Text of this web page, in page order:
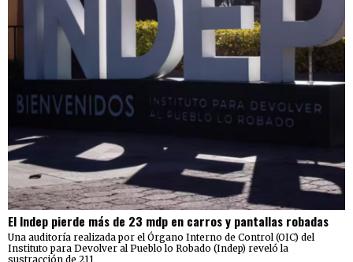
El Indep pierde más de 23 mdp en carros y pantallas robadas
Una auditoría realizada por el Órgano Interno de Control (OIC) del
Instituto para Devolver al Pueblo lo Robado (Indep) reveló la
sustracción de 211